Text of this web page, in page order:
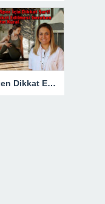
Spor Yaparken Dikkat Edilmesi Gereken 8 Altın Kural – Spor